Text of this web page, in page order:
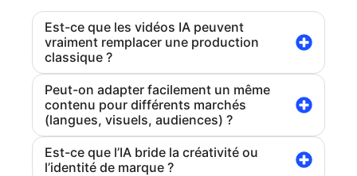
Est-ce que les vidéos IA peuvent
vraiment remplacer une production
classique ?
Peut-on adapter facilement un même
contenu pour différents marchés
(langues, visuels, audiences) ?
Est-ce que l’IA bride la créativité ou
l’identité de marque ?